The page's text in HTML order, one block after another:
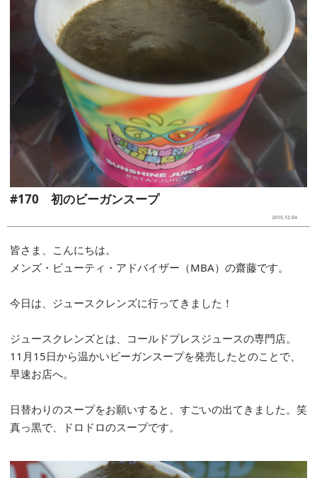
トレーニング
好印象な男
ダイエット
理容室
#170 初のビーガンスープ
2015.12.04
皆さま、こんにちは。
メンズ・ビューティ・アドバイザー（MBA）の齋藤です。
今日は、ジュースクレンズに行ってきました！
ジュースクレンズとは、コールドプレスジュースの専門店。
11月15日から温かいビーガンスープを発売したとのことで、
早速お店へ。
日替わりのスープをお願いすると、すごいの出てきました。笑
真っ黒で、ドロドロのスープです。